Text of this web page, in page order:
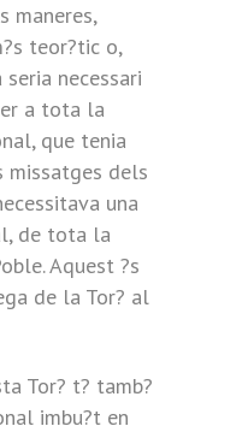
maneres,
teor?tic o,
necessari
a tota la
que tenia
missatges dels
una
de tota la
Aquest ?s
de la Tor? al
Tor? t? tamb?
imbu?t en